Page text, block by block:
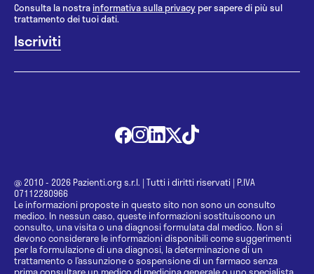
Consulta la nostrainformativa sulla privacy per sapere di più sul
trattamento dei tuoi dati.
@ 2010 - 2026 Pazienti.org s.r.l. | Tutti i diritti riservati | P.IVA
07112280966
Le informazioni proposte in questo sito non sono un consulto
medico. In nessun caso, queste informazioni sostituiscono un
consulto, una visita o una diagnosi formulata dal medico. Non si
devono considerare le informazioni disponibili come suggerimenti
per la formulazione di una diagnosi, la determinazione di un
trattamento o l’assunzione o sospensione di un farmaco senza